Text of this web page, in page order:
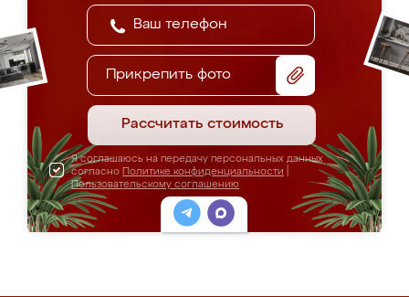
Прикрепить фото
Рассчитать стоимость
Я соглашаюсь на передачу персональных данных
согласно Политике конфиденциальности
Пользовательскому соглашению